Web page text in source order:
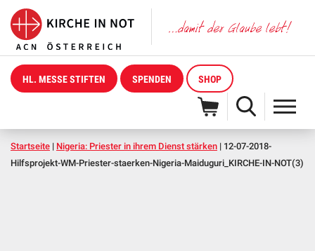
HL. MESSE STIFTEN SPENDEN SHOP
Startseite | Nigeria: Priester in ihrem Dienst stärken | 12-07-2018-
Hilfsprojekt-WM-Priester-staerken-Nigeria-Maiduguri_KIRCHE-IN-NOT(3)